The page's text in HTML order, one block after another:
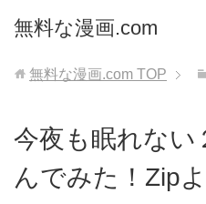
無料な漫画.com
無料な漫画.com TOP
今夜も眠れない
んでみた！Zip